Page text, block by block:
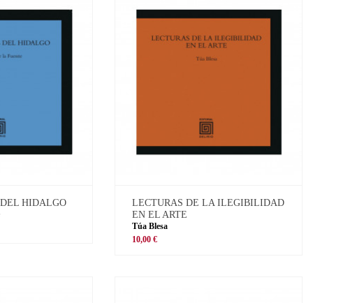
HIDALGO
LECTURAS DE LA ILEGIBILIDAD
EN EL ARTE
Túa Blesa
10,00 €